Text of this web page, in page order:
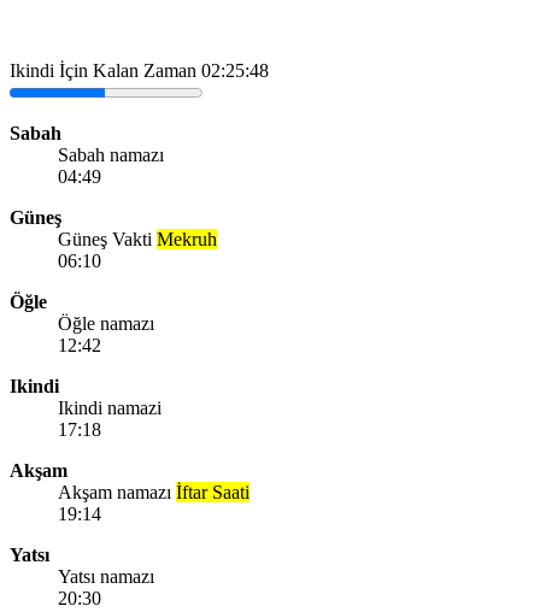
Ikindi İçin Kalan Zaman 02:25:48
Sabah
Sabah namazı
04:49
Güneş
Güneş Vakti Mekruh
06:10
Öğle
Öğle namazı
12:42
Ikindi
Ikindi namazi
17:18
Akşam
Akşam namazı İftar Saati
19:14
Yatsı
Yatsı namazı
20:30